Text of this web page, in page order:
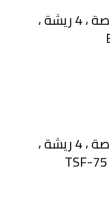
مروحة استاند تورنيدو 16 بوصة ، 4 ريشة ،
مروحة استاند تورنيدو 16 بوصة ، 4 ريشة ،